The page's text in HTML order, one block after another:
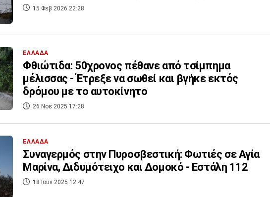
15 Φεβ 2026 22:28
ΕΛΛΑΔΑ
Φθιώτιδα: 50χρονος πέθανε από τσίμπημα
μέλισσας - Έτρεξε να σωθεί και βγήκε εκτός
δρόμου με το αυτοκίνητο
26 Νοε 2025 17:28
ΕΛΛΑΔΑ
Συναγερμός στην Πυροσβεστική: Φωτιές σε Αγία
Μαρίνα, Διδυμότειχο και Δομοκό - Εστάλη 112
18 Ιουν 2025 12:47